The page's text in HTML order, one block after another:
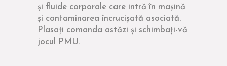
și fluide corporale care intră în mașină
și contaminarea încrucișată asociată.
Plasați comanda astăzi și schimbați-vă
jocul PMU.